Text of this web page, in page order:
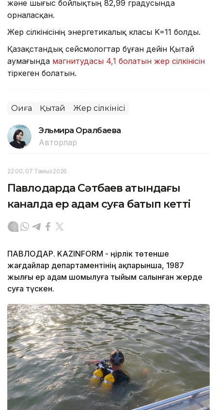
және шығыс бойлықтың 82,99 градусында
орналасқан.
Жер сілкінісінің энергетикалық класы K=11 болды.
Қазақстандық сейсмологтар бұған дейін Қытай
аумағында магнитудасы 4,1 болатын жер сілкінісін
тіркеген болатын.
Оқиға Қытай Жер сілкінісі
Эльмира Оралбаева
Авторлар
22:00, 07 Тамыз 2026
Павлодарда Сәтбаев атындағы
каналда ер адам суға батып кетті
ПАВЛОДАР. KAZINFORM - Өңірлік төтенше
жағдайлар департаментінің ақпарынша, 1987
жылғы ер адам шомылуға тыйым салынған жерде
суға түскен.